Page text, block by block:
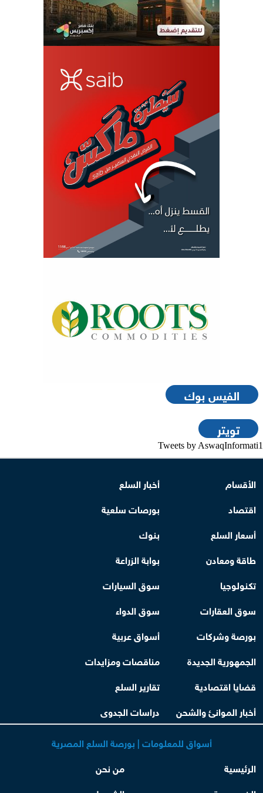
الفيس بوك
تويتر
Tweets by AswaqInformati1
الأقسام
أخبار السلع
اقتصاد
بورصات سلعية
أسعار السلع
بنوك
طاقة ومعادن
بوابة الزراعة
تكنولوجيا
سوق السيارات
سوق العقارات
سوق الدواء
بورصة وشركات
أسواق عربية
الجمهورية الجديدة
مناقصات ومزايدات
قضايا اقتصادية
تقارير السلع
أخبار الموانئ والشحن
دراسات الجدوى
أسواق للمعلومات | بورصة السلع المصرية
الرئيسية
من نحن